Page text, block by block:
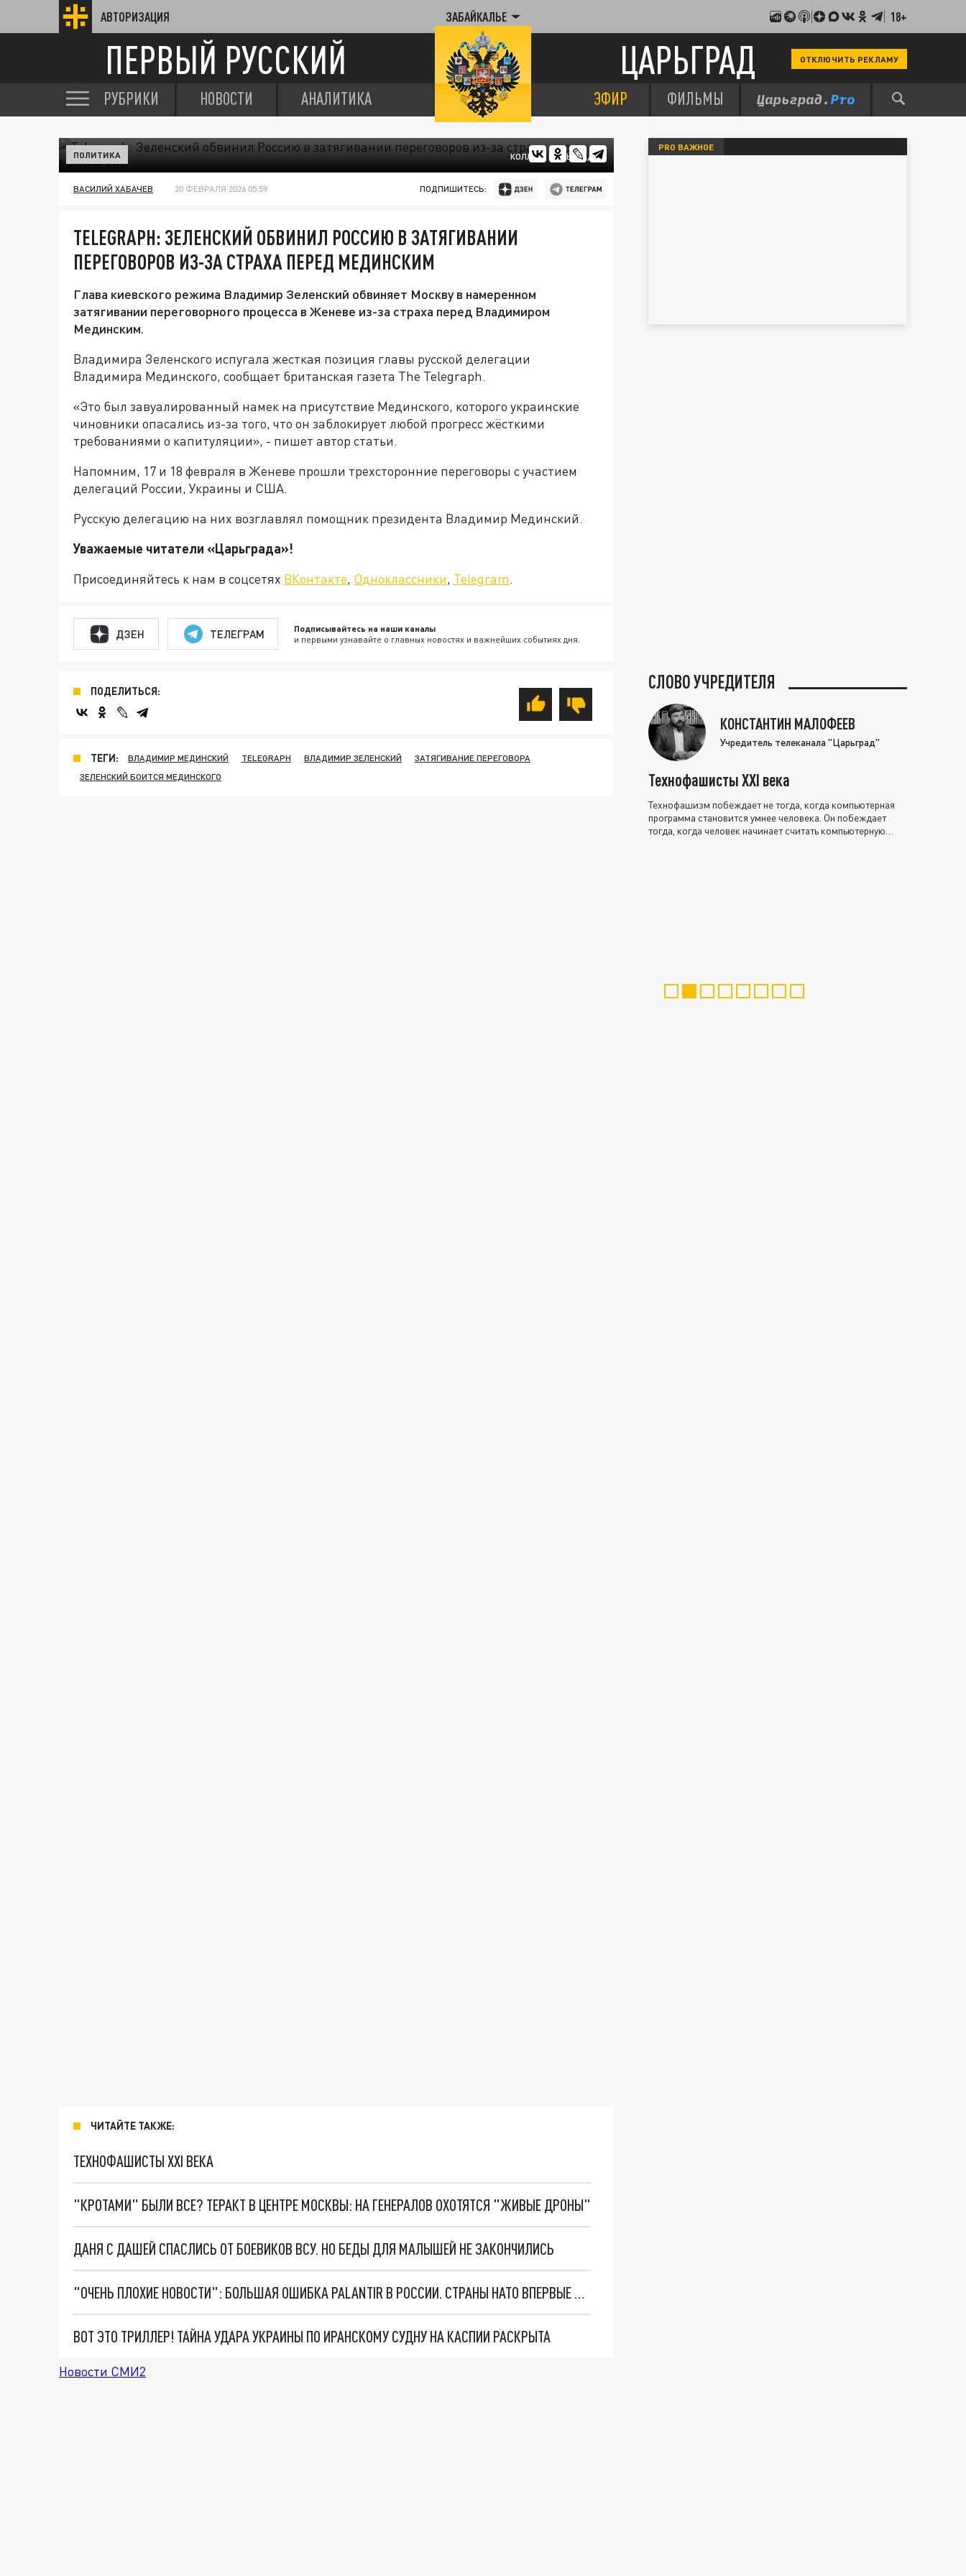
АВТОРИЗАЦИЯ ЗАБАЙКАЛЬЕ 18+
ПЕРВЫЙ РУССКИЙ ЦАРЬГРАД ОТКЛЮЧИТЬ РЕКЛАМУ
РУБРИКИ НОВОСТИ АНАЛИТИКА ЭФИР ФИЛЬМЫ
КОЛЛАЖ ЦАРЬГРАДА
ПОЛИТИКА
ВАСИЛИЙ ХАБАЧЕВ 20 ФЕВРАЛЯ 2026 05:59 ПОДПИШИТЕСЬ:
TELEGRAPH: ЗЕЛЕНСКИЙ ОБВИНИЛ РОССИЮ В ЗАТЯГИВАНИИ
ПЕРЕГОВОРОВ ИЗ-ЗА СТРАХА ПЕРЕД МЕДИНСКИМ
Глава киевского режима Владимир Зеленский обвиняет Москву в намеренном
затягивании переговорного процесса в Женеве из-за страха перед Владимиром
Мединским.
Владимира Зеленского испугала жесткая позиция главы русской делегации
Владимира Мединского, сообщает британская газета The Telegraph.
«Это был завуалированный намек на присутствие Мединского, которого украинские
чиновники опасались из-за того, что он заблокирует любой прогресс жёсткими
требованиями о капитуляции», - пишет автор статьи.
Напомним, 17 и 18 февраля в Женеве прошли трехсторонние переговоры с участием
делегаций России, Украины и США.
Русскую делегацию на них возглавлял помощник президента Владимир Мединский.
Уважаемые читатели «Царьграда»!
Присоединяйтесь к нам в соцсетях ВКонтакте, Одноклассники, Telegram.
ДЗЕН ТЕЛЕГРАМ Подписывайтесь на наши каналы
и первыми узнавайте о главных новостях и важнейших событиях дня.
ПОДЕЛИТЬСЯ:
ТЕГИ: ВЛАДИМИР МЕДИНСКИЙ TELEGRAPH ВЛАДИМИР ЗЕЛЕНСКИЙ
ЗАТЯГИВАНИЕ ПЕРЕГОВОРА
ЗЕЛЕНСКИЙ БОИТСЯ МЕДИНСКОГО
ЧИТАЙТЕ ТАКЖЕ:
ТЕХНОФАШИСТЫ XXI ВЕКА
"КРОТАМИ" БЫЛИ ВСЕ? ТЕРАКТ В ЦЕНТРЕ МОСКВЫ: НА ГЕНЕРАЛОВ ОХОТЯТСЯ "ЖИВЫЕ ДРОНЫ"
ДАНЯ С ДАШЕЙ СПАСЛИСЬ ОТ БОЕВИКОВ ВСУ. НО БЕДЫ ДЛЯ МАЛЫШЕЙ НЕ ЗАКОНЧИЛИСЬ
"ОЧЕНЬ ПЛОХИЕ НОВОСТИ": БОЛЬШАЯ ОШИБКА PALANTIR В РОССИИ. СТРАНЫ НАТО ВПЕРВЫЕ ЗА СВО ОСТАНОВИЛИ ПОСТАВКИ ОРУЖИЯ. ВСУ ТЕРЯЮТ ПРИГРАНИЧЬЕ?
ВОТ ЭТО ТРИЛЛЕР! ТАЙНА УДАРА УКРАИНЫ ПО ИРАНСКОМУ СУДНУ НА КАСПИИ РАСКРЫТА
Новости СМИ2
PRO ВАЖНОЕ
СЛОВО УЧРЕДИТЕЛЯ
КОНСТАНТИН МАЛОФЕЕВ
Учредитель телеканала "Царьград"
Технофашисты XXI века
Технофашизм побеждает не тогда, когда компьютерная
программа становится умнее человека. Он побеждает
тогда, когда человек начинает считать компьютерную